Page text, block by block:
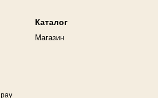
Каталог
Магазин